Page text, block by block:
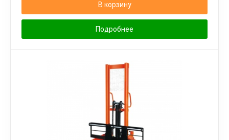
В корзину
Подробнее